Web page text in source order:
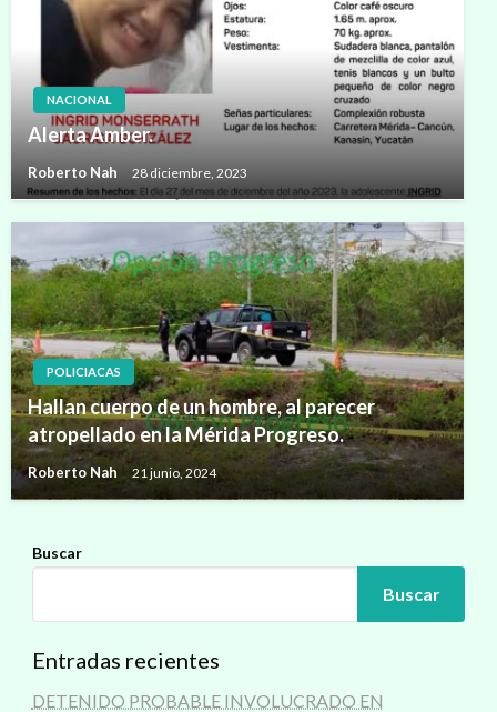
NACIONAL
Alerta Amber.
Roberto Nah 28 diciembre, 2023
POLICIACAS
Hallan cuerpo de un hombre, al parecer
atropellado en la Mérida Progreso.
Roberto Nah 21 junio, 2024
Buscar
Buscar
Entradas recientes
DETENIDO PROBABLE INVOLUCRADO EN